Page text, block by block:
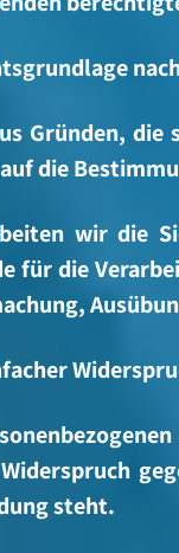
Gründen,
die
wir die
für die
steht.